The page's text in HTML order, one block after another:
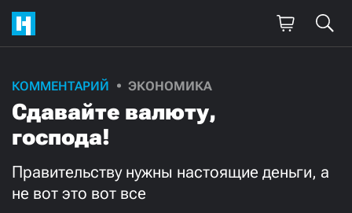
КОММЕНТАРИЙ ЭКОНОМИКА
Сдавайте валюту,
господа!
Правительству нужны настоящие деньги, а
не вот это вот все
Поддержите
нашу работу!
Ежемесячно
3000